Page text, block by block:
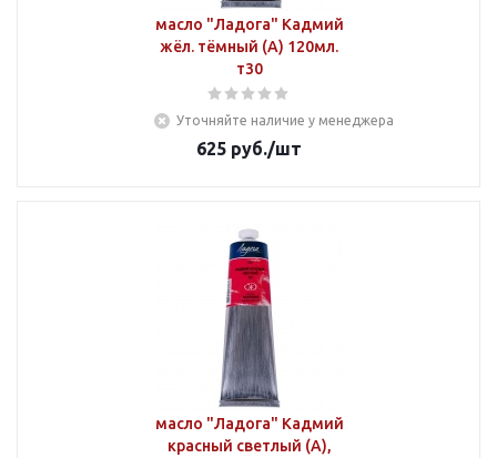
масло "Ладога" Кадмий
жёл. тёмный (А) 120мл.
т30
Уточняйте наличие у менеджера
625 руб./шт
масло "Ладога" Кадмий
красный светлый (А),